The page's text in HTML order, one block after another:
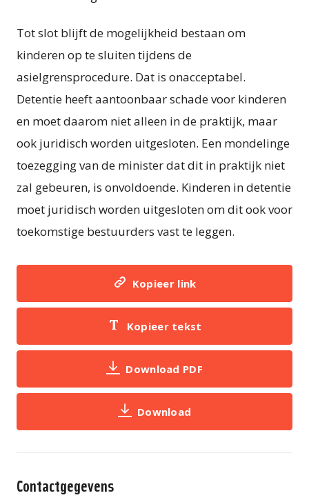
Tot slot blijft de mogelijkheid bestaan om
kinderen op te sluiten tijdens de
asielgrensprocedure. Dat is onacceptabel.
Detentie heeft aantoonbaar schade voor kinderen
en moet daarom niet alleen in de praktijk, maar
ook juridisch worden uitgesloten. Een mondelinge
toezegging van de minister dat dit in praktijk niet
zal gebeuren, is onvoldoende. Kinderen in detentie
moet juridisch worden uitgesloten om dit ook voor
toekomstige bestuurders vast te leggen.
Kopieer link
Kopieer tekst
Download PDF
Download
Contactgegevens